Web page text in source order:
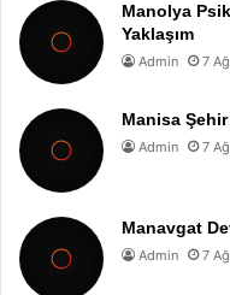
Manolya
Yaklaşım
Admin 7
Manisa
Admin 7
Manavgat
Admin 7